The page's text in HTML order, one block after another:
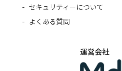
運営会社
セキュリティーについて
よくある質問